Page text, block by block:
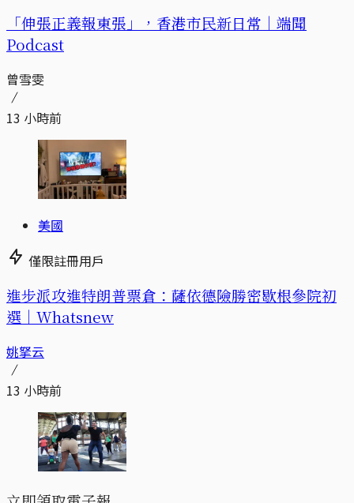
「伸張正義報東張」，香港市民新日常｜端聞
Podcast
曾雪雯
13 小時前
美國
僅限註冊用戶
進步派攻進特朗普票倉：薩依德險勝密歇根參院初
選｜Whatsnew
姚拏云
13 小時前